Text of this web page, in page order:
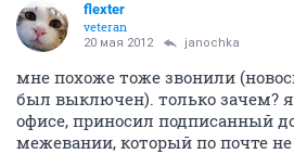
flexter
veteran
20 мая 2012 janochka
мне похоже тоже звонили
был выключен). только зачем?
офисе, приносил подписанный
межевании, который по почте